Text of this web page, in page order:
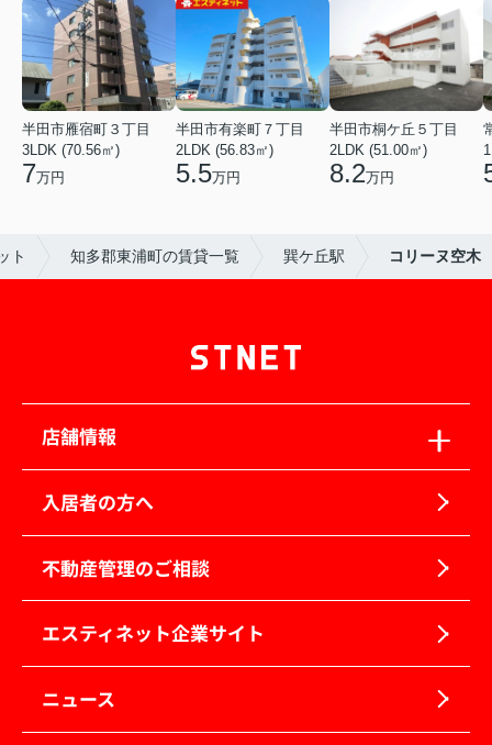
半田市雁宿町３丁目
3LDK (70.56㎡)
7万円
半田市有楽町７丁目
2LDK (56.83㎡)
5.5万円
半田市桐ケ丘５丁目
2LDK (51.00㎡)
8.2万円
ト 知多郡東浦町の賃貸一覧 巽ケ丘駅 コリーヌ空木
店舗情報
入居者の方へ
不動産管理のご相談
エスティネット企業サイト
ニュース